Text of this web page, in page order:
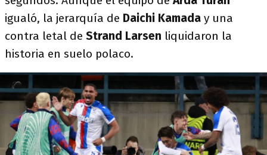
igualó, la jerarquía de Daichi Kamada y una
contra letal de Strand Larsen liquidaron la
historia en suelo polaco.